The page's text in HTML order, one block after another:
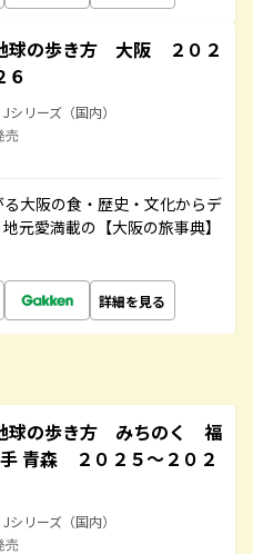
球の歩き方 大阪 ２０２
６
シリーズ（国内）
売
大阪の食・歴史・文化からデ
元愛満載の【大阪の旅事典】
詳細を見る
球の歩き方 みちのく 福
青森 ２０２５～２０２
シリーズ（国内）
売